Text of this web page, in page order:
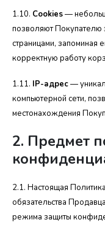
1.10. Cookies—
позволяют
страницами, запоминая
корректную работу
1.11. IP-адрес—
компьютерной сети,
местонахождения
2. Предмет
2.1. Настоящая
обязательства
режима защиты